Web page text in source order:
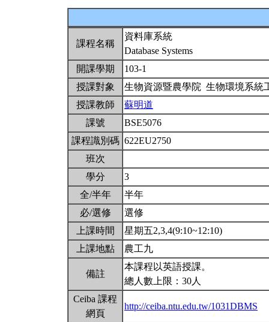
課程名稱
資料庫系統
Database Systems
開課學期
103-1
授課對象
生物資源暨農學院 生物環境系
授課教師
蘇明道
課號
BSE5076
課程識別碼 622EU2750
班次
學分
3
全/半年
半年
必/選修
選修
上課時間
星期五2,3,4(9:10~12:10)
上課地點
農工九
備註
本課程以英語授課。
總人數上限：30人
Ceiba 課程
網頁
http://ceiba.ntu.edu.tw/1031DBMS